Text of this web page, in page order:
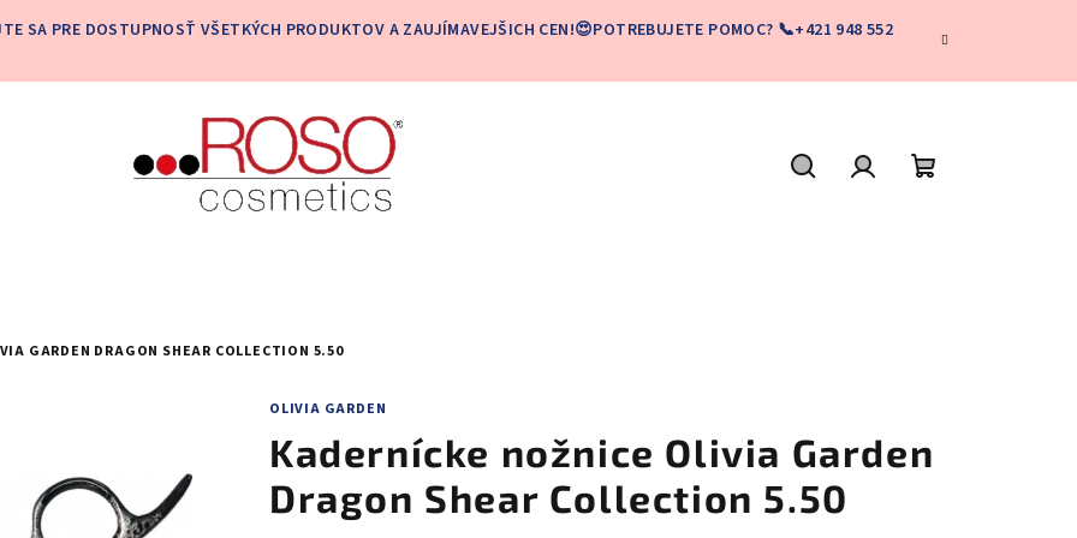
SA PRE DOSTUPNOSŤ VŠETKÝCH PRODUKTOV A ZAUJÍMAVEJŠICH CEN!😍POTREBUJETE POMOC? 📞+421 948 552
GARDEN DRAGON SHEAR COLLECTION 5.50
OLIVIA GARDEN
Kadernícke nožnice Olivia Garden
Dragon Shear Collection 5.50